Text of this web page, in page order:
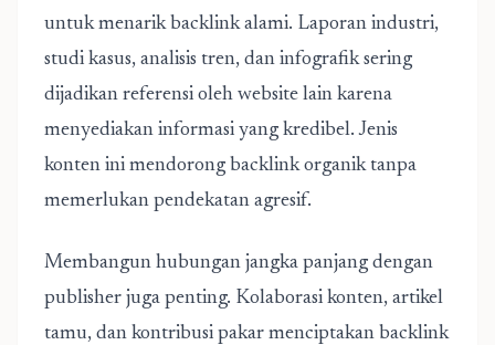
untuk menarik backlink alami. Laporan industri,
studi kasus, analisis tren, dan infografik sering
dijadikan referensi oleh website lain karena
menyediakan informasi yang kredibel. Jenis
konten ini mendorong backlink organik tanpa
memerlukan pendekatan agresif.
Membangun hubungan jangka panjang dengan
publisher juga penting. Kolaborasi konten, artikel
tamu, dan kontribusi pakar menciptakan backlink